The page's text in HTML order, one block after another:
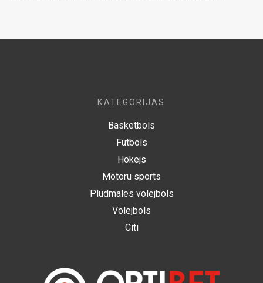
KATEGORIJAS
Basketbols
Futbols
Hokejs
Motoru sports
Pludmales volejbols
Volejbols
Citi